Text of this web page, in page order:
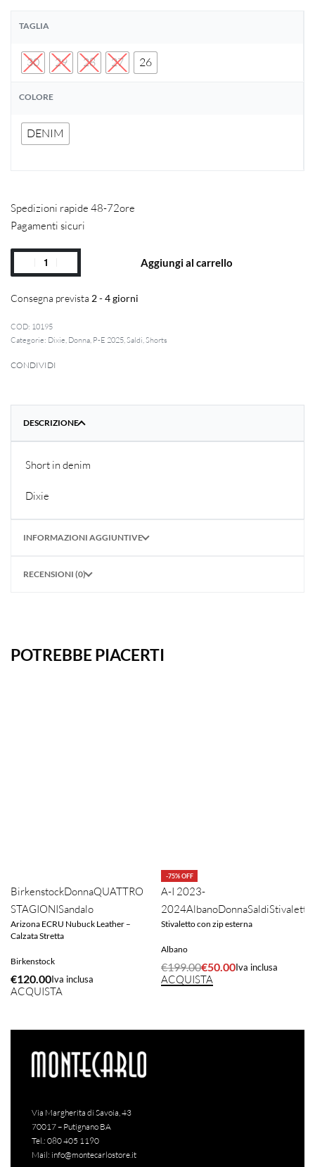
TAGLIA
30 29 28 27 26
COLORE
DENIM
Spedizioni rapide 48-72ore
Pagamenti sicuri
Aggiungi al carrello
Consegna prevista 2 - 4 giorni
10195
Categorie: Dixie, Donna, P-E 2025,Saldi,Shorts
CONDIVIDI
DESCRIZIONE
Short in denim
Dixie
INFORMAZIONI AGGIUNTIVE
RECENSIONI (0)
POTREBBE PIACERTI
BirkenstockDonnaQUATTRO
STAGIONISandalo
Arizona ECRU Nubuck Leather –
Calzata Stretta
Birkenstock
€120.00Iva inclusa
ACQUISTA
-75% OFF
A-I 2023-
2024AlbanoDonnaSaldiStivaletto
Stivaletto con zip esterna
Albano
€199.00€50.00Iva inclusa
ACQUISTA
Via Margherita di Savoia, 43
70017 – Putignano BA
Tel.: 080 405 1190
Mail: info@montecarlostore.it